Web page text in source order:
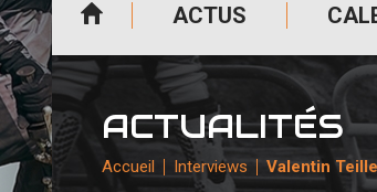
ACTUS
ACTUALITÉS
Accueil Interviews Valentin